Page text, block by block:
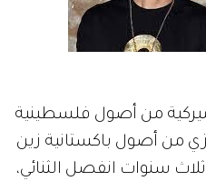
من أصول فلسطينية
من أصول باكستانية زين
مرور ثلاث سنوات انفصل الثنائي،